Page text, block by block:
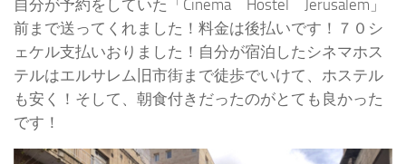
自分が予約をしていた「Cinema Hostel Jerusalem」
前まで送ってくれました！料金は後払いです！７０シ
ェケル支払いおりました！自分が宿泊したシネマホス
テルはエルサレム旧市街まで徒歩でいけて、ホステル
も安く！そして、朝食付きだったのがとても良かった
です！